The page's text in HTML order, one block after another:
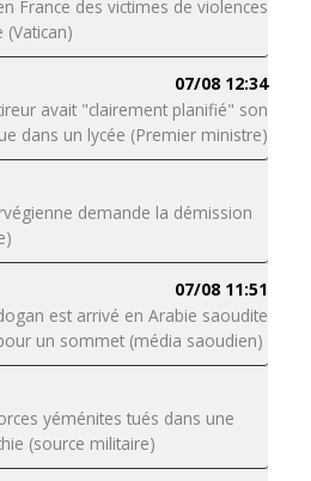
France des victimes de violences
(Vatican)
07/08 12:34
avait "clairement planifié" son
dans un lycée (Premier ministre)
demande la démission
07/08 11:51
est arrivé en Arabie saoudite
un sommet (média saoudien)
yéménites tués dans une
(source militaire)